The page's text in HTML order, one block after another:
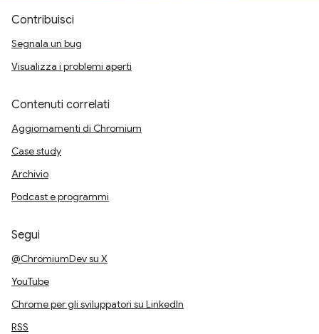
Contribuisci
Segnala un bug
Visualizza i problemi aperti
Contenuti correlati
Aggiornamenti di Chromium
Case study
Archivio
Podcast e programmi
Segui
@ChromiumDev su X
YouTube
Chrome per gli sviluppatori su LinkedIn
RSS